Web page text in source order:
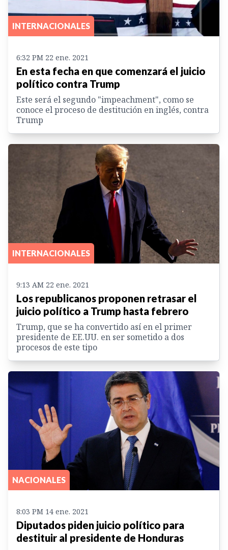
INTERNACIONALES
6:32 PM 22 ene. 2021
En esta fecha en que comenzará el juicio
político contra Trump
Este será el segundo "impeachment", como se
conoce el proceso de destitución en inglés, contra
Trump
INTERNACIONALES
9:13 AM 22 ene. 2021
Los republicanos proponen retrasar el
juicio político a Trump hasta febrero
Trump, que se ha convertido así en el primer
presidente de EE.UU. en ser sometido a dos
procesos de este tipo
NACIONALES
8:03 PM 14 ene. 2021
Diputados piden juicio político para
destituir al presidente de Honduras